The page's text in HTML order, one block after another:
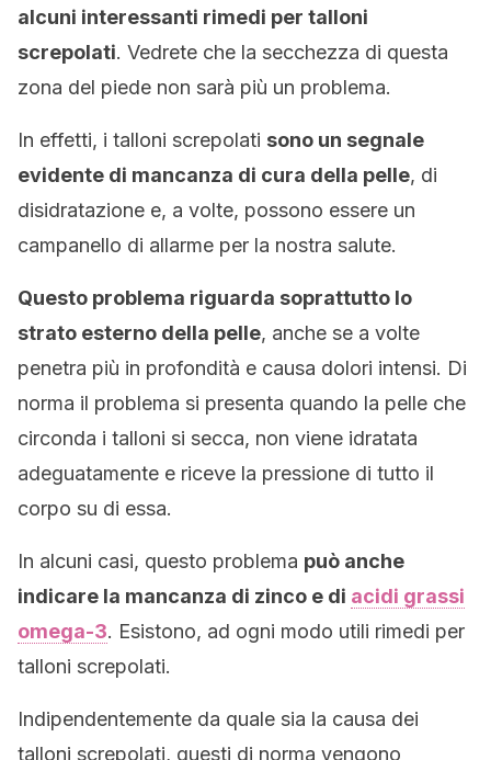
alcuni interessanti rimedi per talloni
screpolati. Vedrete che la secchezza di questa
zona del piede non sarà più un problema.
In effetti, i talloni screpolati sono un segnale
evidente di mancanza di cura della pelle, di
disidratazione e, a volte, possono essere un
campanello di allarme per la nostra salute.
Questo problema riguarda soprattutto lo
strato esterno della pelle, anche se a volte
penetra più in profondità e causa dolori intensi. Di
norma il problema si presenta quando la pelle che
circonda i talloni si secca, non viene idratata
adeguatamente e riceve la pressione di tutto il
corpo su di essa.
In alcuni casi, questo problema può anche
indicare la mancanza di zinco e di acidi grassi
omega-3. Esistono, ad ogni modo utili rimedi per
talloni screpolati.
Indipendentemente da quale sia la causa dei
talloni screpolati, questi di norma vengono